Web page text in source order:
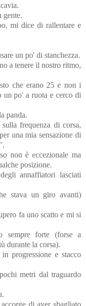
gente.
mi dice di rallentare e
un po' di stanchezza.
a tenere il nostro ritmo,
che erano 25 e non i
un po' a ruota e cerco di
panda.
frequenza di corsa,
una mia sensazione di
non è eccezionale ma
posizione.
annaffiatori lasciati
stava un giro avanti)
fa uno scatto e mi si
sempre forte (forse a
durante la corsa).
progressione e stacco
metri dal traguardo
di aver sbagliato